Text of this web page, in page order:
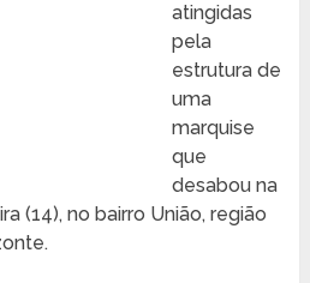
atingidas
pela
estrutura de
uma
marquise
que
desabou na
(14), no bairro União, região